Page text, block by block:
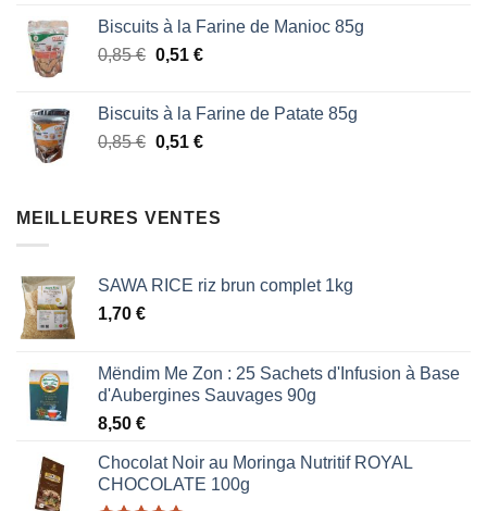
initial
était :
actuel
est :
Biscuits à la Farine de Manioc 85g
0,85€ Le
était :
0,85 €.
0,51 €Le
est :
0,51 €.
Biscuits à la Farine de Patate 85g
0,85€ Le
était :
0,51 €Le
est :
MEILLEURES VENTES
SAWA RICE riz brun complet 1kg
1,70 €
Mëndim Me Zon : 25 Sachets d'Infusion à Base
d'Aubergines Sauvages 90g
8,50 €
Chocolat Noir au Moringa Nutritif ROYAL
CHOCOLATE 100g